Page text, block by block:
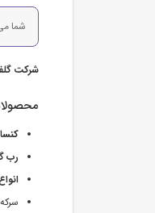
شما
شرکت
رب